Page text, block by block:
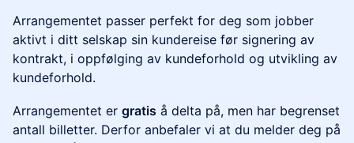
Arrangementet passer perfekt for deg som jobber
aktivt i ditt selskap sin kundereise før signering av
kontrakt, i oppfølging av kundeforhold og utvikling av
kundeforhold.
Arrangementet er gratis å delta på, men har begrenset
antall billetter. Derfor anbefaler vi at du melder deg på